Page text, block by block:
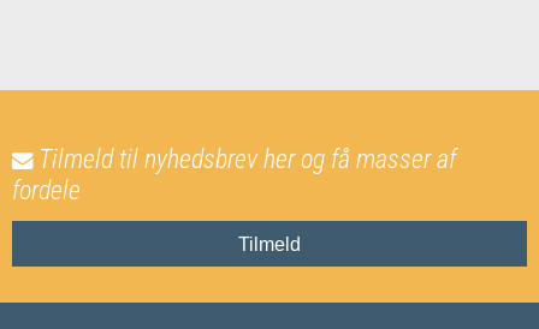
Tilmeld til nyhedsbrev her og få masser af
fordele
Tilmeld